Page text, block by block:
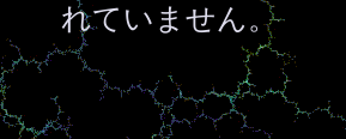
れていません。